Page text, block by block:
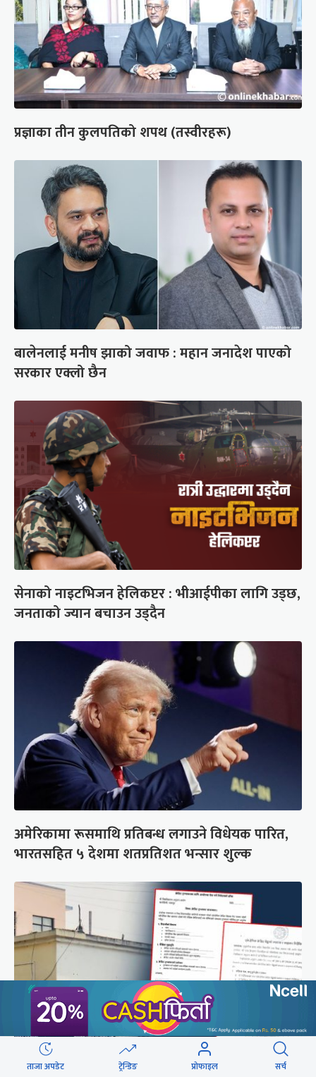
प्रज्ञाका तीन कुलपतिको शपथ (तस्वीरहरू)
बालेनलाई मनीष झाको जवाफ : महान जनादेश पाएको
सरकार एक्लो छैन
सेनाको नाइटभिजन हेलिकप्टर : भीआईपीका लागि उड्छ,
जनताको ज्यान बचाउन उड्दैन
अमेरिकामा रूसमाथि प्रतिबन्ध लगाउने विधेयक पारित,
भारतसहित ५ देशमा शतप्रतिशत भन्सार शुल्क
ताजा अपडेट ट्रेन्डिङ प्रोफाइल सर्च